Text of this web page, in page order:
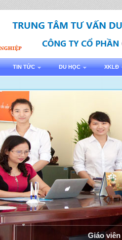
TIN TỨC DU HỌC XKLĐ
Giáo